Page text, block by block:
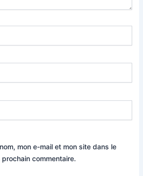
mon e-mail et mon site dans le
commentaire.